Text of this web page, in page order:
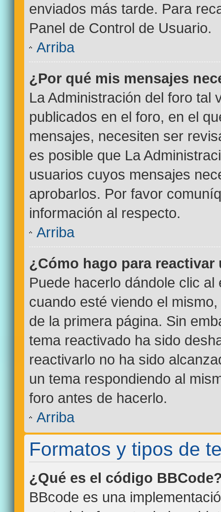
enviados más tarde. Para
Panel de Control de Usuario.
Arriba
¿Por qué mis mensajes
La Administración del foro tal
publicados en el foro, en el
mensajes, necesiten ser
es posible que La
usuarios cuyos mensajes
aprobarlos. Por favor
información al respecto.
Arriba
¿Cómo hago para reactivar
Puede hacerlo dándole clic
cuando esté viendo el
de la primera página. Sin
tema reactivado ha sido
reactivarlo no ha sido
un tema respondiendo al
foro antes de hacerlo.
Arriba
Formatos y tipos de
¿Qué es el código
BBcode es una